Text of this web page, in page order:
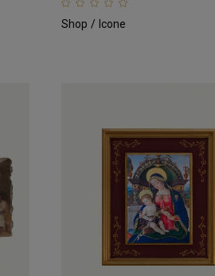
Shop Icone